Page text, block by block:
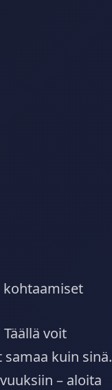
voit
kuin sinä.
– aloita